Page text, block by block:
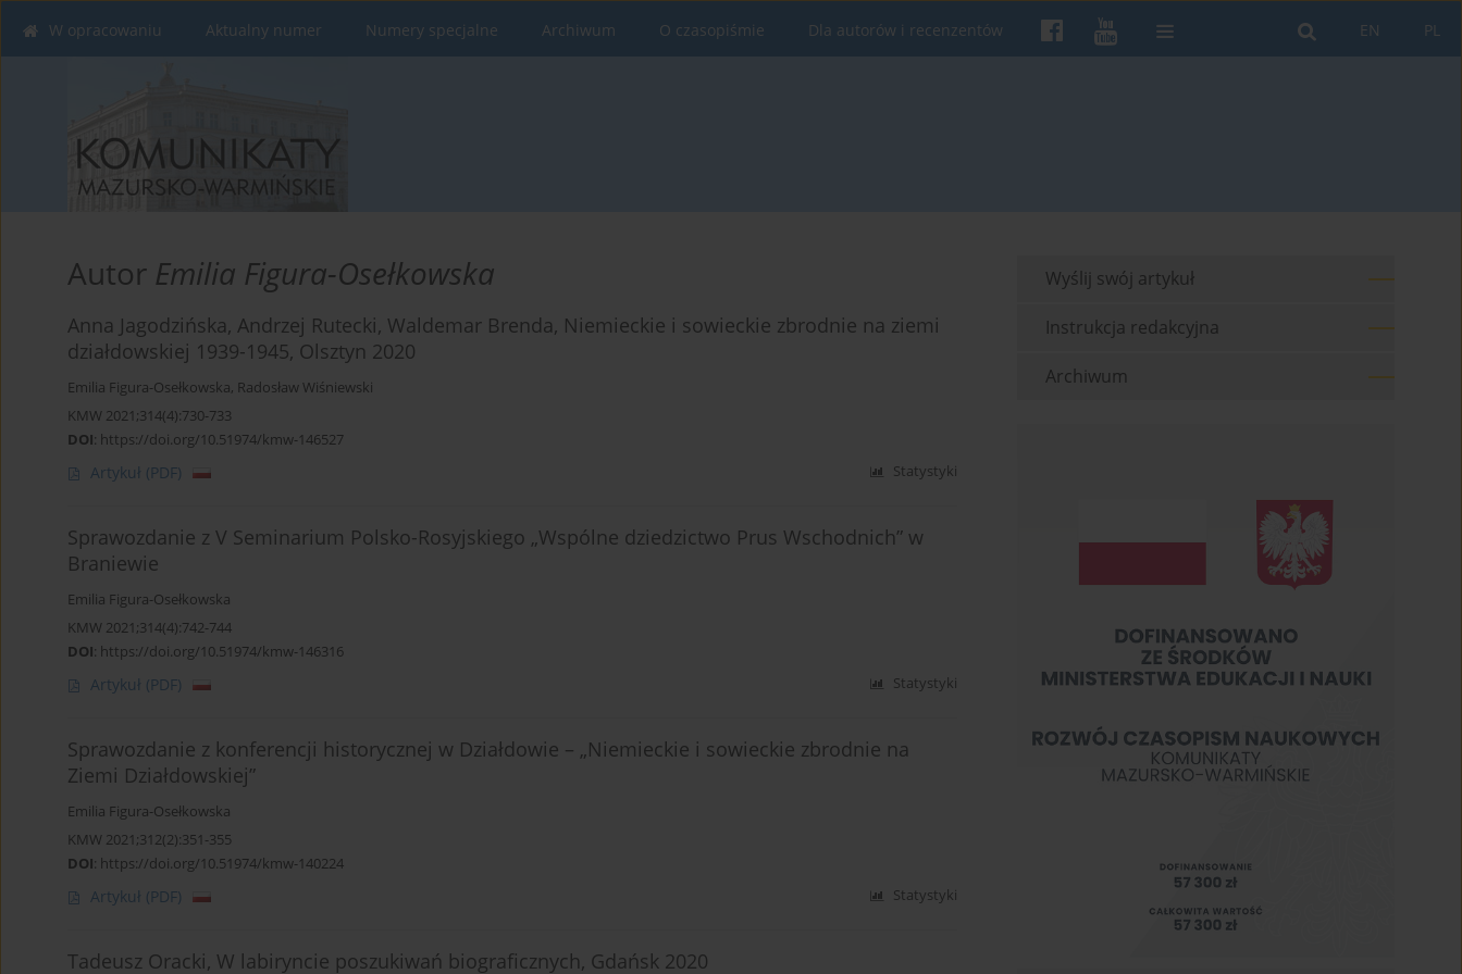
PL
EN
W opracowaniu Aktualny numer Numery specjalne Archiwum O czasopiśmie Dla autorów i recenzentów
Autor Emilia Figura-Osełkowska
Anna Jagodzińska, Andrzej Rutecki, Waldemar Brenda, Niemieckie i sowieckie zbrodnie na ziemi
działdowskiej 1939-1945, Olsztyn 2020
Emilia Figura-Osełkowska, Radosław Wiśniewski
KMW 2021;314(4):730-733
DOI: https://doi.org/10.51974/kmw-146527
Artykuł (PDF) Statystyki
Sprawozdanie z V Seminarium Polsko-Rosyjskiego „Wspólne dziedzictwo Prus Wschodnich” w
Braniewie
Emilia Figura-Osełkowska
KMW 2021;314(4):742-744
DOI: https://doi.org/10.51974/kmw-146316
Artykuł (PDF) Statystyki
Sprawozdanie z konferencji historycznej w Działdowie – „Niemieckie i sowieckie zbrodnie na
Ziemi Działdowskiej”
Emilia Figura-Osełkowska
KMW 2021;312(2):351-355
DOI: https://doi.org/10.51974/kmw-140224
Artykuł (PDF) Statystyki
Tadeusz Oracki, W labiryncie poszukiwań biograficznych, Gdańsk 2020
Wyślij swój artykuł
Instrukcja redakcyjna
Archiwum